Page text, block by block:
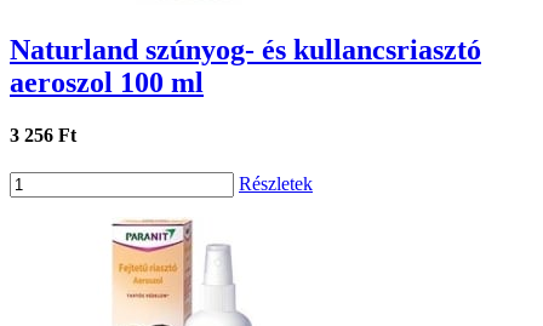
Naturland szúnyog- és kullancsriasztó
aeroszol 100 ml
3 256 Ft
Részletek